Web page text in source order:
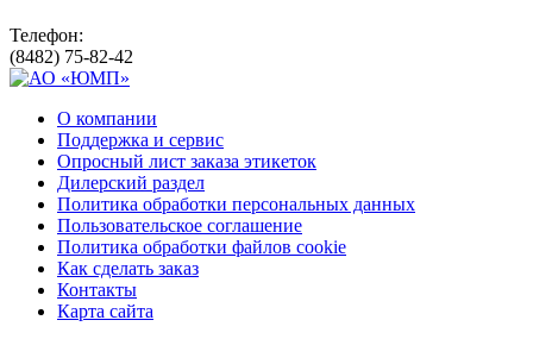
Телефон:
(8482) 75-82-42
О компании
Поддержка и сервис
Опросный лист заказа этикеток
Дилерский раздел
Политика обработки персональных данных
Пользовательское соглашение
Политика обработки файлов cookie
Как сделать заказ
Контакты
Карта сайта